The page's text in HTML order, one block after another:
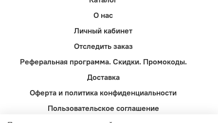
О нас
Личный кабинет
Отследить заказ
Реферальная программа. Скидки. Промокоды.
Доставка
Оферта и политика конфиденциальности
Пользовательское соглашение